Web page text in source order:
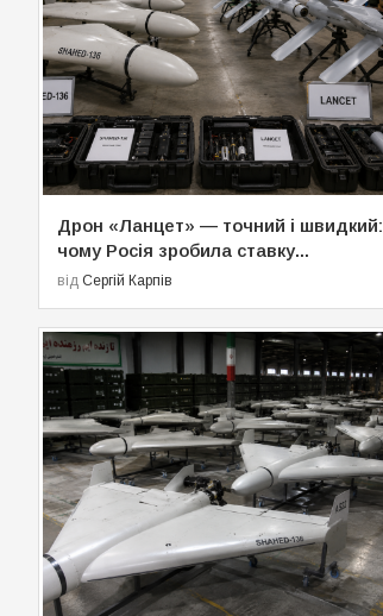
Дрон «Ланцет» — точний і швидкий:
чому Росія зробила ставку...
від Сергій Карпів